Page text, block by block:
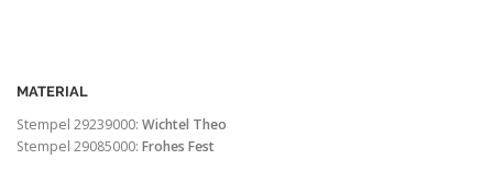
MATERIAL
Stempel 29239000: Wichtel Theo
Stempel 29085000: Frohes Fest